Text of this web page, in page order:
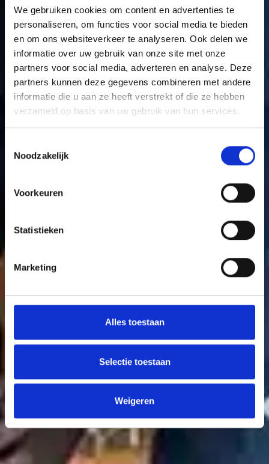
We gebruiken cookies om content en advertenties te
personaliseren, om functies voor social media te bieden
en om ons websiteverkeer te analyseren. Ook delen we
informatie over uw gebruik van onze site met onze
partners voor social media, adverteren en analyse. Deze
partners kunnen deze gegevens combineren met andere
informatie die u aan ze heeft verstrekt of die ze hebben
verzameld op basis van uw gebruik van hun services.
Noodzakelijk
Voorkeuren
Statistieken
Marketing
Alles toestaan
Selectie toestaan
Weigeren